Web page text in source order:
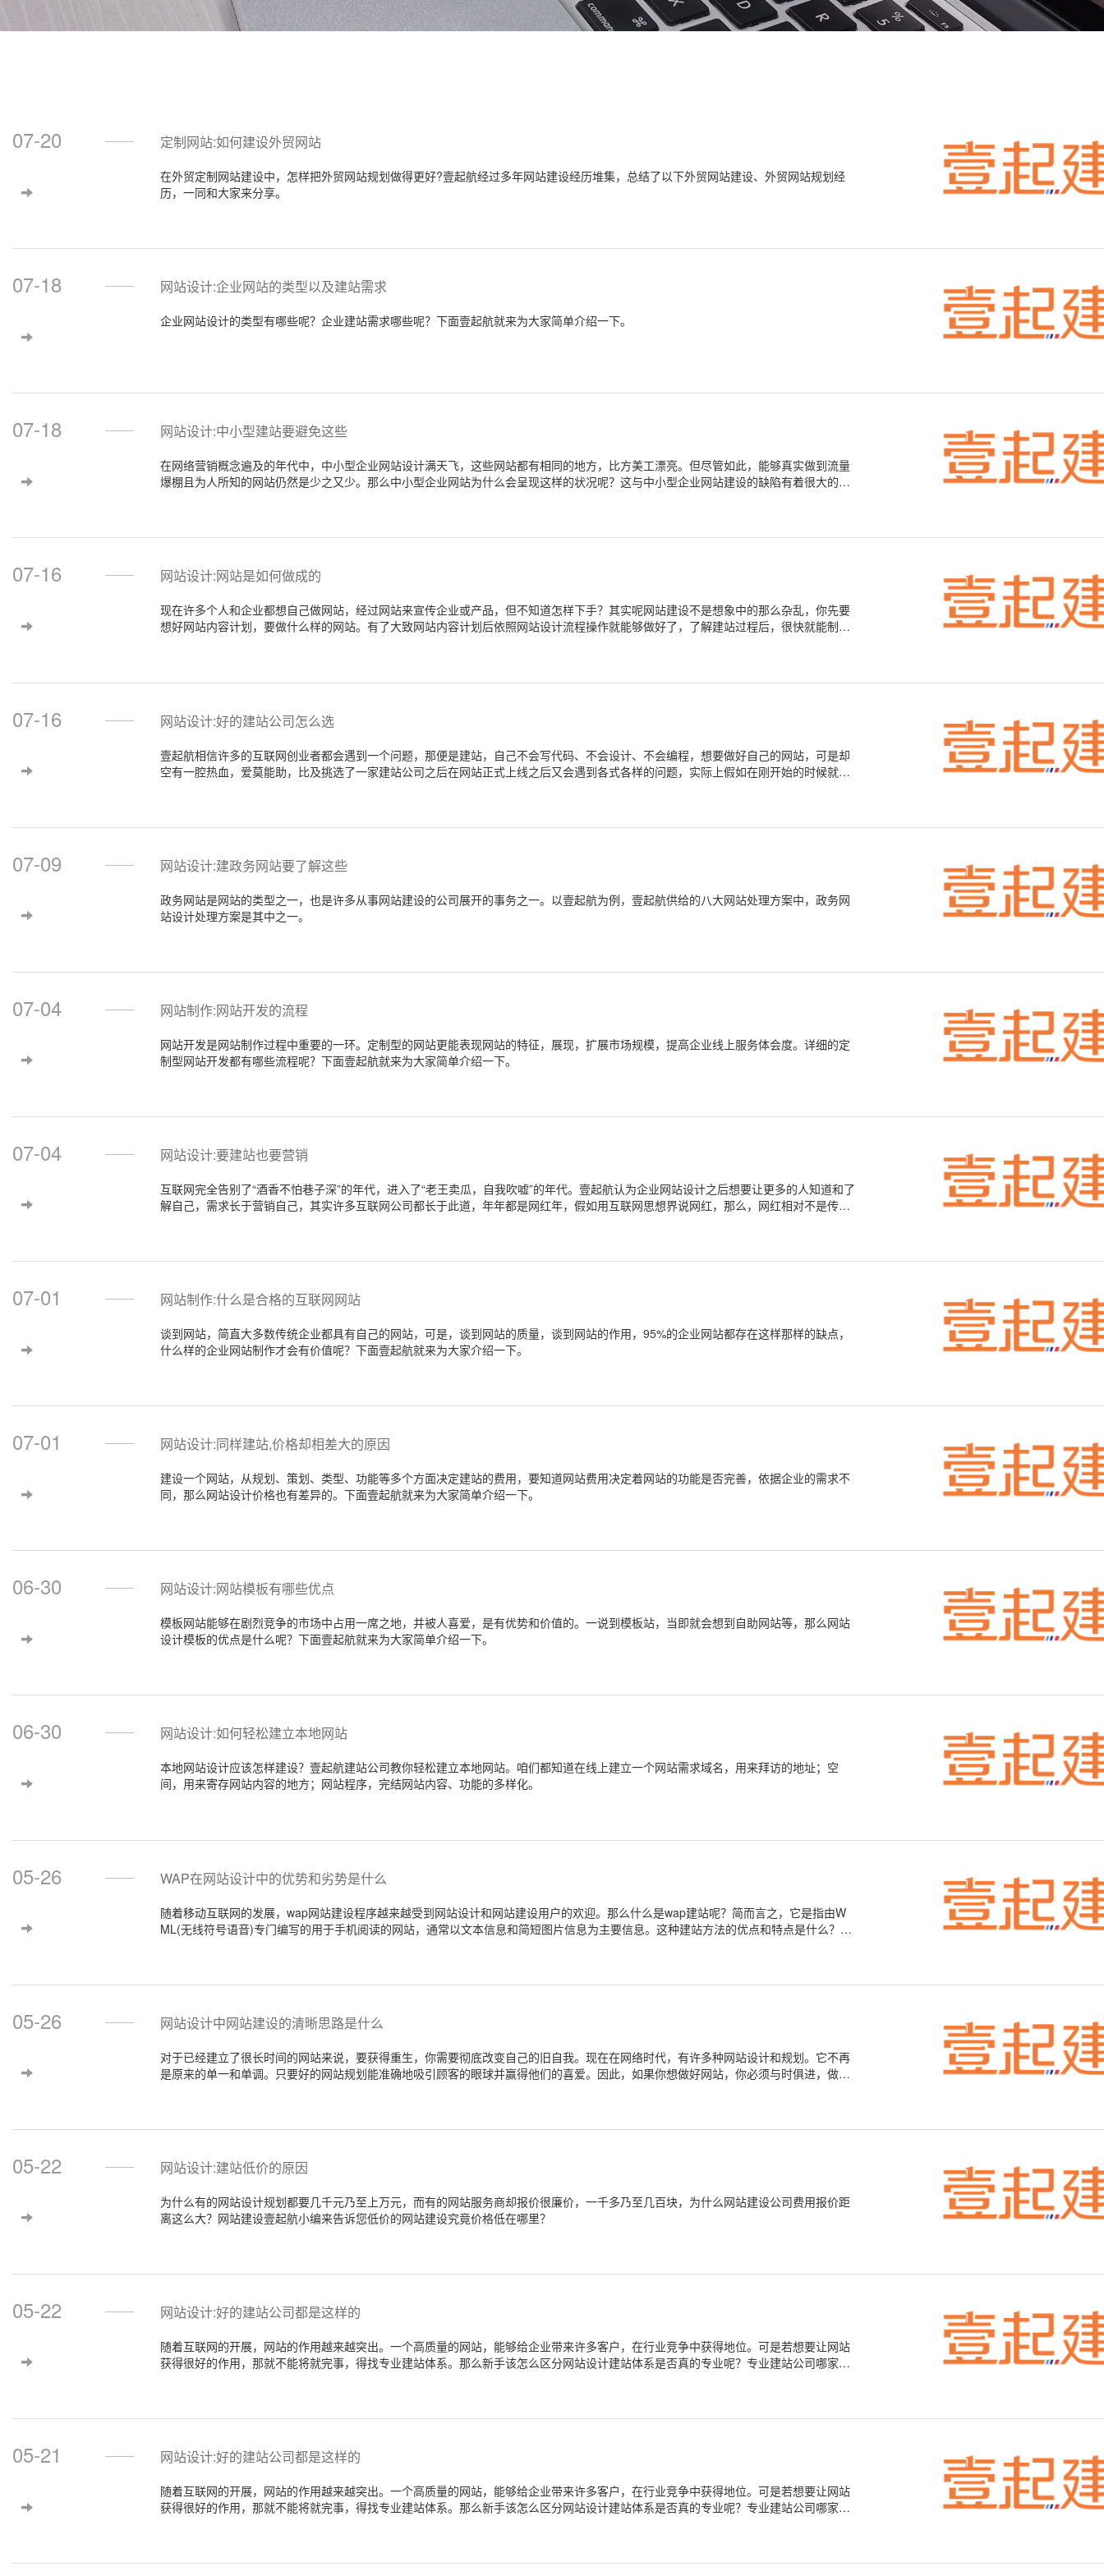
07-20 定制网站:如何建设外贸网站
在外贸定制网站建设中，怎样把外贸网站规划做得更好?壹起航经过多年网站建设经历堆集，总结了以下外贸网站建设、外贸网站规划经
历，一同和大家来分享。
07-18 网站设计:企业网站的类型以及建站需求
企业网站设计的类型有哪些呢？企业建站需求哪些呢？下面壹起航就来为大家简单介绍一下。
07-18 网站设计:中小型建站要避免这些
在网络营销概念遍及的年代中，中小型企业网站设计满天飞，这些网站都有相同的地方，比方美工漂亮。但尽管如此，能够真实做到流量
爆棚且为人所知的网站仍然是少之又少。那么中小型企业网站为什么会呈现这样的状况呢？这与中小型企业网站建设的缺陷有着很大的联
07-16 网站设计:网站是如何做成的
现在许多个人和企业都想自己做网站，经过网站来宣传企业或产品，但不知道怎样下手？其实呢网站建设不是想象中的那么杂乱，你先要
想好网站内容计划，要做什么样的网站。有了大致网站内容计划后依照网站设计流程操作就能够做好了，了解建站过程后，很快就能制造
07-16 网站设计:好的建站公司怎么选
壹起航相信许多的互联网创业者都会遇到一个问题，那便是建站，自己不会写代码、不会设计、不会编程，想要做好自己的网站，可是却
空有一腔热血，爱莫能助，比及挑选了一家建站公司之后在网站正式上线之后又会遇到各式各样的问题，实际上假如在刚开始的时候就做
07-09 网站设计:建政务网站要了解这些
政务网站是网站的类型之一，也是许多从事网站建设的公司展开的事务之一。以壹起航为例，壹起航供给的八大网站处理方案中，政务网
站设计处理方案是其中之一。
07-04 网站制作:网站开发的流程
网站开发是网站制作过程中重要的一环。定制型的网站更能表现网站的特征，展现，扩展市场规模，提高企业线上服务体会度。详细的定
制型网站开发都有哪些流程呢？下面壹起航就来为大家简单介绍一下。
07-04 网站设计:要建站也要营销
互联网完全告别了“酒香不怕巷子深”的年代，进入了“老王卖瓜，自我吹嘘”的年代。壹起航认为企业网站设计之后想要让更多的人知道和了
解自己，需求长于营销自己，其实许多互联网公司都长于此道，年年都是网红年，假如用互联网思想界说网红，那么，网红相对不是传统
07-01 网站制作:什么是合格的互联网网站
谈到网站，简直大多数传统企业都具有自己的网站，可是，谈到网站的质量，谈到网站的作用，95%的企业网站都存在这样那样的缺点，
什么样的企业网站制作才会有价值呢？下面壹起航就来为大家介绍一下。
07-01 网站设计:同样建站,价格却相差大的原因
建设一个网站，从规划、策划、类型、功能等多个方面决定建站的费用，要知道网站费用决定着网站的功能是否完善，依据企业的需求不
同，那么网站设计价格也有差异的。下面壹起航就来为大家简单介绍一下。
06-30 网站设计:网站模板有哪些优点
模板网站能够在剧烈竞争的市场中占用一席之地，并被人喜爱，是有优势和价值的。一说到模板站，当即就会想到自助网站等，那么网站
设计模板的优点是什么呢？下面壹起航就来为大家简单介绍一下。
06-30 网站设计:如何轻松建立本地网站
本地网站设计应该怎样建设？壹起航建站公司教你轻松建立本地网站。咱们都知道在线上建立一个网站需求域名，用来拜访的地址；空
间，用来寄存网站内容的地方；网站程序，完结网站内容、功能的多样化。
05-26 WAP在网站设计中的优势和劣势是什么
随着移动互联网的发展，wap网站建设程序越来越受到网站设计和网站建设用户的欢迎。那么什么是wap建站呢？简而言之，它是指由W
ML(无线符号语音)专门编写的用于手机阅读的网站，通常以文本信息和简短图片信息为主要信息。这种建站方法的优点和特点是什么？它
05-26 网站设计中网站建设的清晰思路是什么
对于已经建立了很长时间的网站来说，要获得重生，你需要彻底改变自己的旧自我。现在在网络时代，有许多种网站设计和规划。它不再
是原来的单一和单调。只要好的网站规划能准确地吸引顾客的眼球并赢得他们的喜爱。因此，如果你想做好网站，你必须与时俱进，做好
05-22 网站设计:建站低价的原因
为什么有的网站设计规划都要几千元乃至上万元，而有的网站服务商却报价很廉价，一千多乃至几百块，为什么网站建设公司费用报价距
离这么大？网站建设壹起航小编来告诉您低价的网站建设究竟价格低在哪里？
05-22 网站设计:好的建站公司都是这样的
随着互联网的开展，网站的作用越来越突出。一个高质量的网站，能够给企业带来许多客户，在行业竞争中获得地位。可是若想要让网站
获得很好的作用，那就不能将就完事，得找专业建站体系。那么新手该怎么区分网站设计建站体系是否真的专业呢？专业建站公司哪家
05-21 网站设计:好的建站公司都是这样的
随着互联网的开展，网站的作用越来越突出。一个高质量的网站，能够给企业带来许多客户，在行业竞争中获得地位。可是若想要让网站
获得很好的作用，那就不能将就完事，得找专业建站体系。那么新手该怎么区分网站设计建站体系是否真的专业呢？专业建站公司哪家